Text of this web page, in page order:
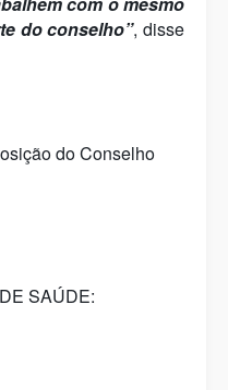
do conselho”, disse
do Conselho
SAÚDE: